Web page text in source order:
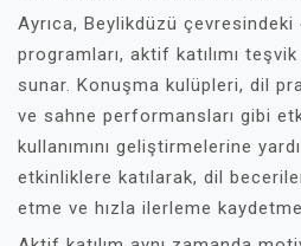
Ayrıca, Beylikdüzü
programları, aktif katılımı
sunar. Konuşma kulüpleri, dil
ve sahne performansları gibi
kullanımını geliştirmelerine
etkinliklere katılarak, dil
etme ve hızla ilerleme